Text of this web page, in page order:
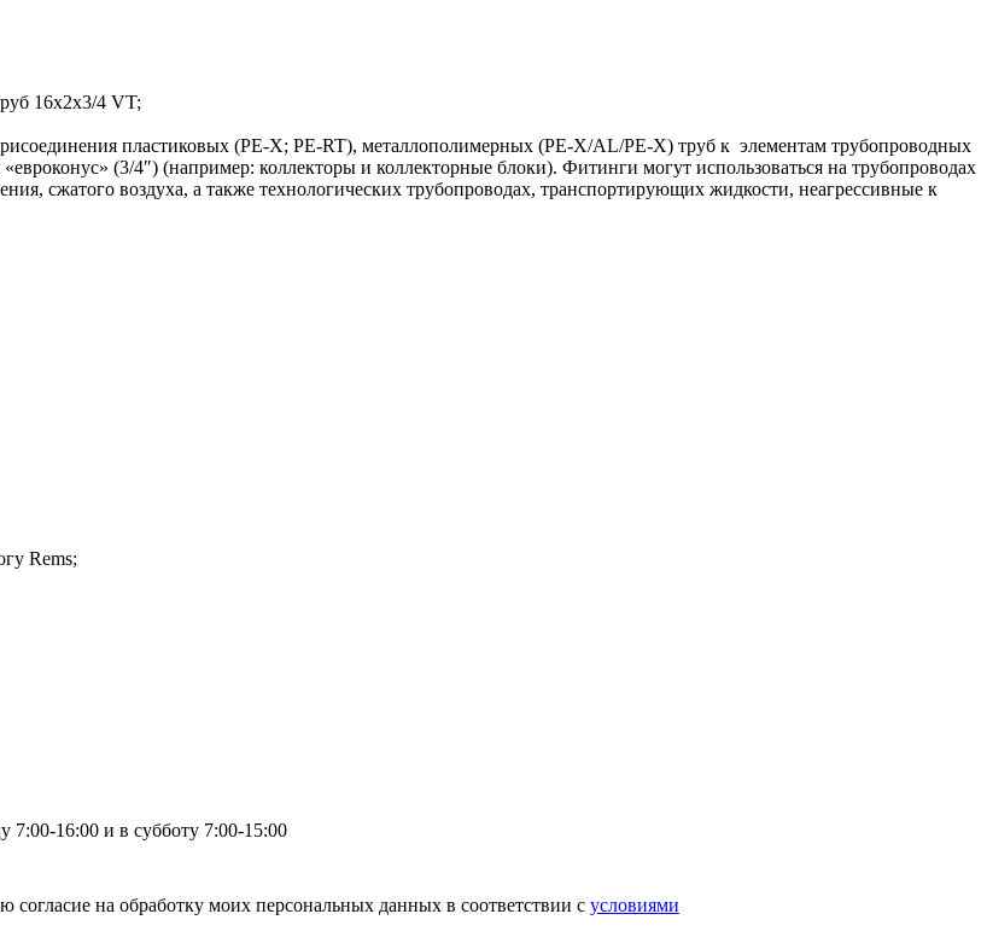
16х2х3/4 VT;
пластиковых (PE-X; PE-RT), металлополимерных (PE-X/AL/PE-X) труб к элементам трубопроводных
(3/4″) (например: коллекторы и коллекторные блоки). Фитинги могут использоваться на трубопроводах
сжатого воздуха, а также технологических трубопроводах, транспортирующих жидкости, неагрессивные к
Rems;
7:00-16:00 и в субботу 7:00-15:00
на обработку моих персональных данных в соответствии с условиями